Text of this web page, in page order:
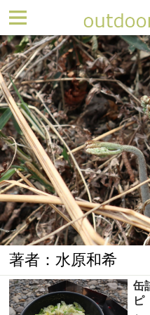
著者：水原和希
缶
ピ